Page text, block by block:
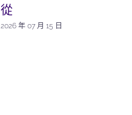
從
2026 年 07 月 15 日